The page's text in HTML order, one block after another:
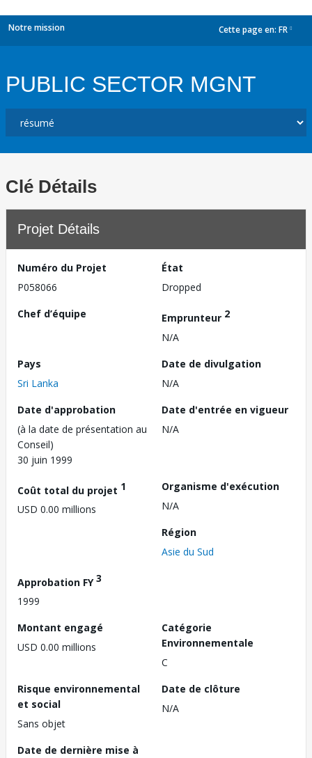
Notre mission Cette page en: FR
PUBLIC SECTOR MGNT
Clé Détails
Projet Détails
Numéro du Projet
P058066
État
Dropped
Chef d’équipe
Emprunteur 2
N/A
Pays
Sri Lanka
Date de divulgation
N/A
Date d'approbation
(à la date de présentation au
Conseil)
30 juin 1999
Date d'entrée en vigueur
N/A
Coût total du projet 1
USD 0.00 millions
Organisme d'exécution
N/A
Région
Asie du Sud
Approbation FY3
1999
Montant engagé
USD 0.00 millions
Catégorie
Environnementale
C
Risque environnemental
et social
Sans objet
Date de clôture
N/A
Date de dernière mise à